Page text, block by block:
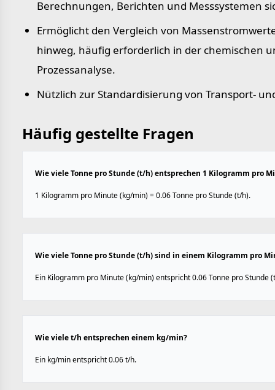
Berechnungen, Berichten und Messsystemen
Ermöglicht den Vergleich von
hinweg, häufig erforderlich in der chemischen
Prozessanalyse.
Nützlich zur Standardisierung von Transport-
Häufig gestellte Fragen
Wie viele Tonne pro Stunde (t/h) entsprechen 1 Kilogramm pro
1 Kilogramm pro Minute (kg/min) = 0.06 Tonne pro Stunde (t/h).
Wie viele Tonne pro Stunde (t/h) sind in einem Kilogramm pro
Ein Kilogramm pro Minute (kg/min) entspricht 0.06 Tonne pro Stunde
Wie viele t/h entsprechen einem kg/min?
Ein kg/min entspricht 0.06 t/h.